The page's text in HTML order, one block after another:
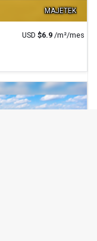
MAJETEK
USD $6.9 /m²/mes